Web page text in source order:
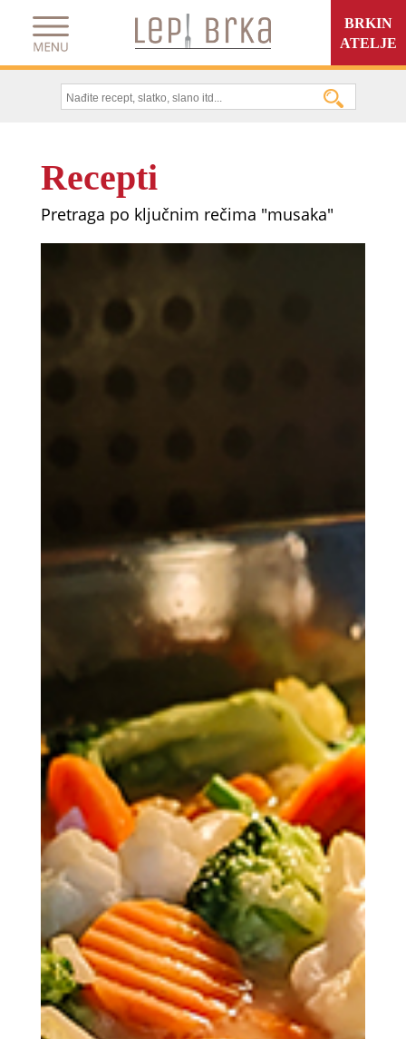
BRKIN
ATELJE
Recepti
Pretraga po ključnim rečima "musaka"